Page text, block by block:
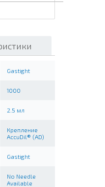
Gastight
1000
2.5 мл
Крепление
AccuDil® (AD)
Gastight
No Needle
Available